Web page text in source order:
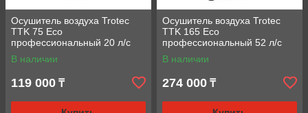
Осушитель воздуха Trotec
TTK 75 Eco
профессиональный 20 л/с
В наличии
119 000 ₸
Осушитель воздуха Trotec
TTK 165 Eco
профессиональный 52 л/с
В наличии
274 000 ₸